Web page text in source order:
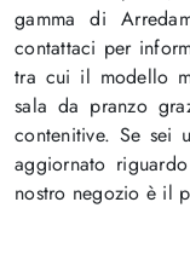
gamma di
contattaci per
tra cui il modello
sala da pranzo
contenitive. Se sei
aggiornato
nostro negozio è il